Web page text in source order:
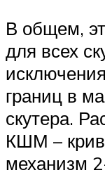
В общем,
для всех
границ в
скутера.
КШМ –
механизм